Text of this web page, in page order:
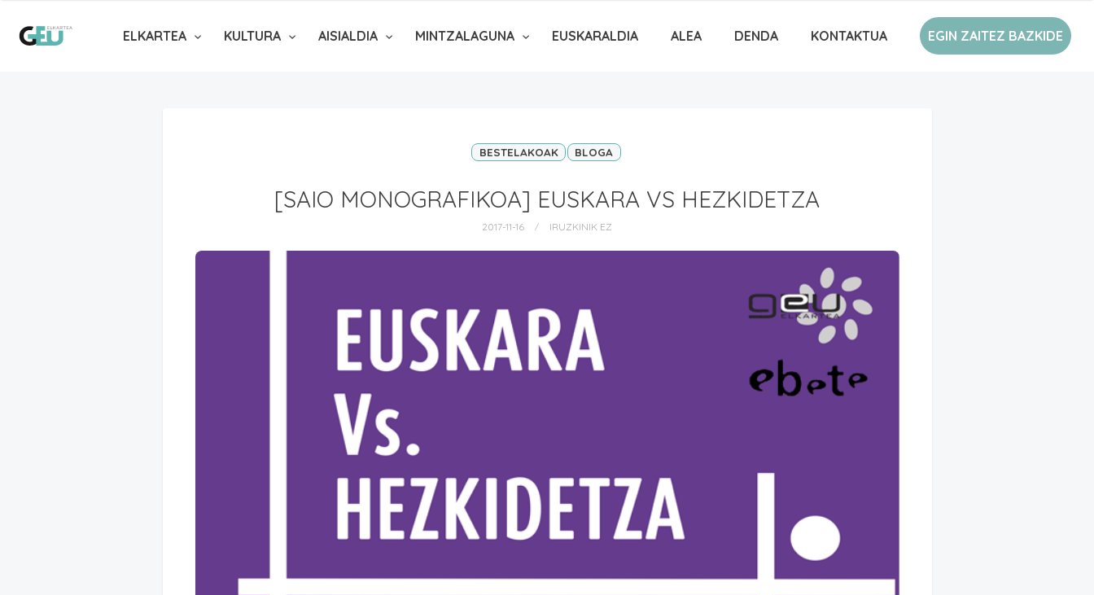
ELKARTEA KULTURA AISIALDIA MINTZALAGUNA EUSKARALDIA ALEA DENDA KONTAKTUA EGIN ZAITEZ BAZKIDE
BESTELAKOAK BLOGA
[SAIO MONOGRAFIKOA] EUSKARA VS HEZKIDETZA
2017-11-16 IRUZKINIK EZ